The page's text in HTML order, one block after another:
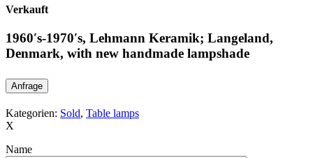
Verkauft
1960′s-1970′s, Lehmann Keramik; Langeland,
Denmark, with new handmade lampshade
Anfrage
Kategorien: Sold, Table lamps
X
Name